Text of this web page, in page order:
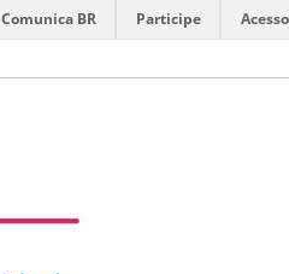
Comunica BR Participe